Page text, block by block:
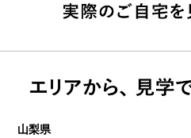
山梨県